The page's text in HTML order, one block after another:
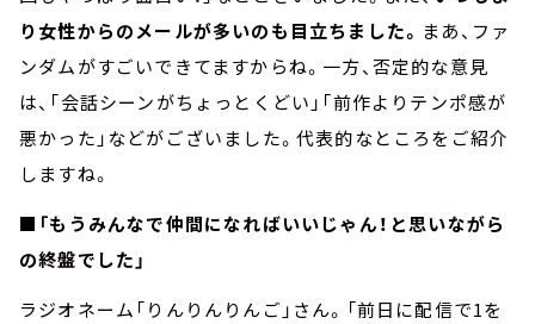
り女性からのメールが多いのも目立ちました。 まあ、ファ
ンダムがすごいできてますからね。一方、否定的な意見
は、「会話シーンがちょっとくどい」「前作よりテンポ感が
悪かった」などがございました。代表的なところをご紹介
しますね。
■「もうみんなで仲間になればいいじゃん！と思いながら
の終盤でした」
ラジオネーム「りんりんりんご」さん。「前日に配信で1を